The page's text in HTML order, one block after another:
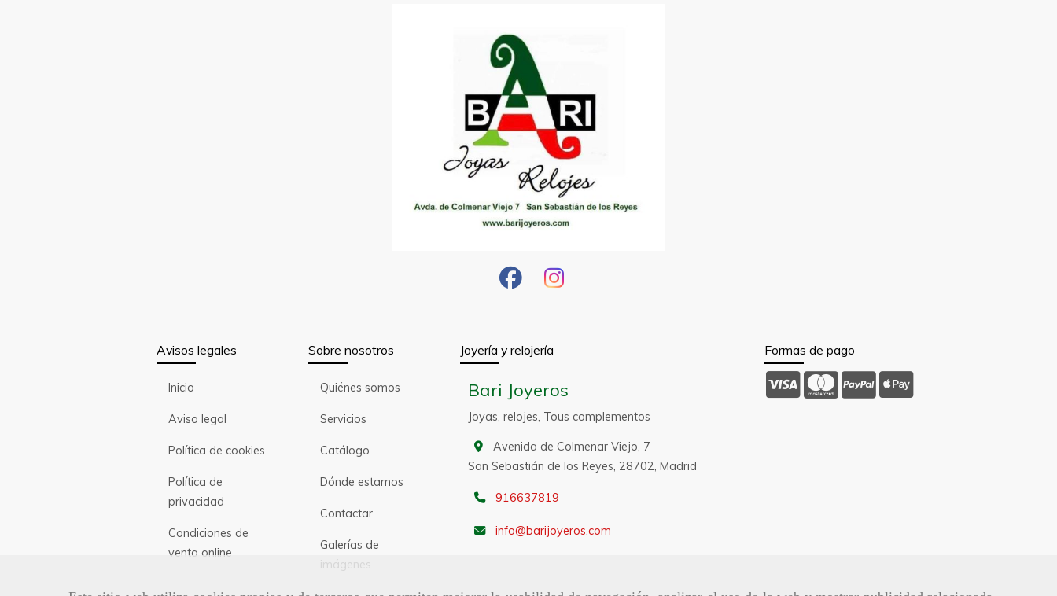
Avisos legales
Inicio
Aviso legal
Política de cookies
Política de
privacidad
Condiciones de
venta online
Sobre nosotros
Quiénes somos
Servicios
Catálogo
Dónde estamos
Contactar
Galerías de
imágenes
Joyería y relojería
Bari Joyeros
Joyas, relojes, Tous complementos
Avenida de Colmenar Viejo, 7
San Sebastián de los Reyes, 28702,Madrid
916637819
info barijoyeros.com
Formas de pago